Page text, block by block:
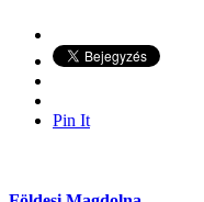
Pin It